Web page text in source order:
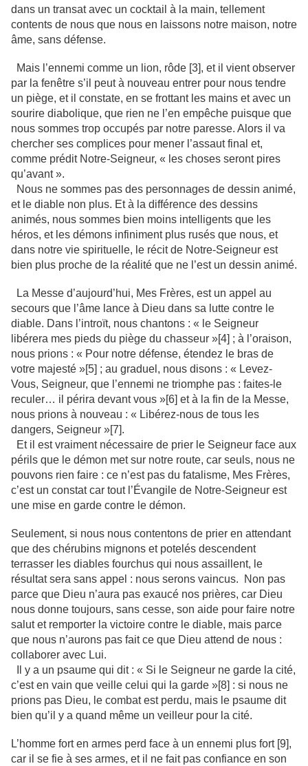
dans un transat avec un cocktail à la main, tellement
contents de nous que nous en laissons notre maison, notre
âme, sans défense.
Mais l’ennemi comme un lion, rôde [3], et il vient observer
par la fenêtre s’il peut à nouveau entrer pour nous tendre
un piège, et il constate, en se frottant les mains et avec un
sourire diabolique, que rien ne l’en empêche puisque que
nous sommes trop occupés par notre paresse. Alors il va
chercher ses complices pour mener l’assaut final et,
comme prédit Notre-Seigneur, « les choses seront pires
qu’avant ».
Nous ne sommes pas des personnages de dessin animé,
et le diable non plus. Et à la différence des dessins
animés, nous sommes bien moins intelligents que les
héros, et les démons infiniment plus rusés que nous, et
dans notre vie spirituelle, le récit de Notre-Seigneur est
bien plus proche de la réalité que ne l’est un dessin animé.
La Messe d’aujourd’hui, Mes Frères, est un appel au
secours que l’âme lance à Dieu dans sa lutte contre le
diable. Dans l’introït, nous chantons : « le Seigneur
libérera mes pieds du piège du chasseur »[4] ; à l’oraison,
nous prions : « Pour notre défense, étendez le bras de
votre majesté »[5] ; au graduel, nous disons : « Levez-
Vous, Seigneur, que l’ennemi ne triomphe pas : faites-le
reculer… il périra devant vous »[6] et à la fin de la Messe,
nous prions à nouveau : « Libérez-nous de tous les
dangers, Seigneur »[7].
Et il est vraiment nécessaire de prier le Seigneur face aux
périls que le démon met sur notre route, car seuls, nous ne
pouvons rien faire : ce n’est pas du fatalisme, Mes Frères,
c’est un constat car tout l’Évangile de Notre-Seigneur est
une mise en garde contre le démon.
Seulement, si nous nous contentons de prier en attendant
que des chérubins mignons et potelés descendent
terrasser les diables fourchus qui nous assaillent, le
résultat sera sans appel : nous serons vaincus.
Non pas
parce que Dieu n’aura pas exaucé nos prières, car Dieu
nous donne toujours, sans cesse, son aide pour faire notre
salut et remporter la victoire contre le diable, mais parce
que nous n’aurons pas fait ce que Dieu attend de nous :
collaborer avec Lui.
Il y a un psaume qui dit : « Si le Seigneur ne garde la cité,
c’est en vain que veille celui qui la garde »[8] : si nous ne
prions pas Dieu, le combat est perdu, mais le psaume dit
bien qu’il y a quand même un veilleur pour la cité.
L’homme fort en armes perd face à un ennemi plus fort [9],
car il se fie à ses armes, et il ne fait pas confiance en son